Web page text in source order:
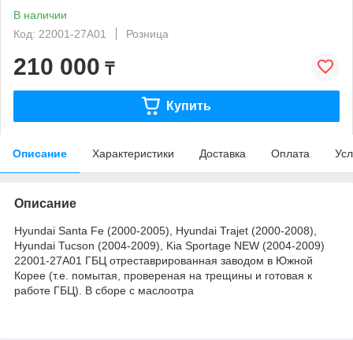
В наличии
Код: 22001-27A01
Розница
210 000 ₸
Купить
Описание Характеристики Доставка Оплата
Описание
Hyundai Santa Fe (2000-2005), Hyundai Trajet (2000-2008),
Hyundai Tucson (2004-2009), Kia Sportage NEW (2004-2009)
22001-27A01 ГБЦ отреставрированная заводом в Южной
Корее (т.е. помытая, провереная на трещины и готовая к
работе ГБЦ). В сборе с маслоотра